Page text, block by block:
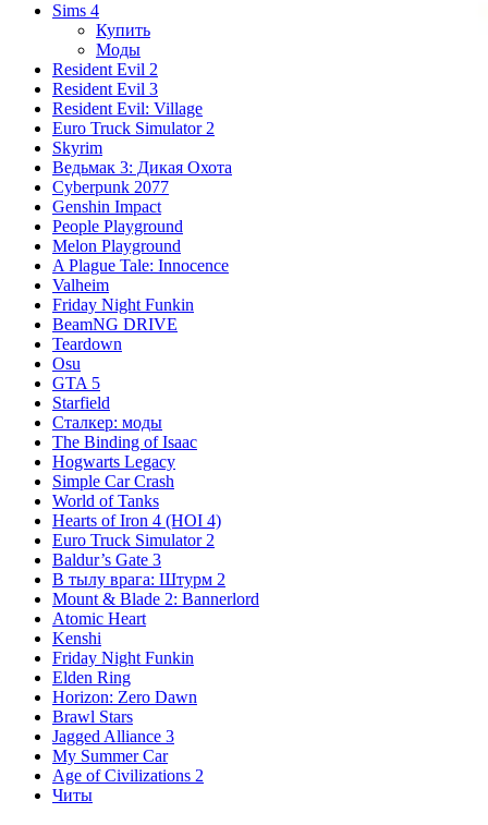
Sims 4
Купить
Моды
Resident Evil 2
Resident Evil 3
Resident Evil: Village
Euro Truck Simulator 2
Skyrim
Ведьмак 3: Дикая Охота
Cyberpunk 2077
Genshin Impact
People Playground
Melon Playground
A Plague Tale: Innocence
Valheim
Friday Night Funkin
BeamNG DRIVE
Teardown
Osu
GTA 5
Starfield
Сталкер: моды
The Binding of Isaac
Hogwarts Legacy
Simple Car Crash
World of Tanks
Hearts of Iron 4 (HOI 4)
Euro Truck Simulator 2
Baldur’s Gate 3
В тылу врага: Штурм 2
Mount & Blade 2: Bannerlord
Atomic Heart
Kenshi
Friday Night Funkin
Elden Ring
Horizon: Zero Dawn
Brawl Stars
Jagged Alliance 3
My Summer Car
Age of Civilizations 2
Читы